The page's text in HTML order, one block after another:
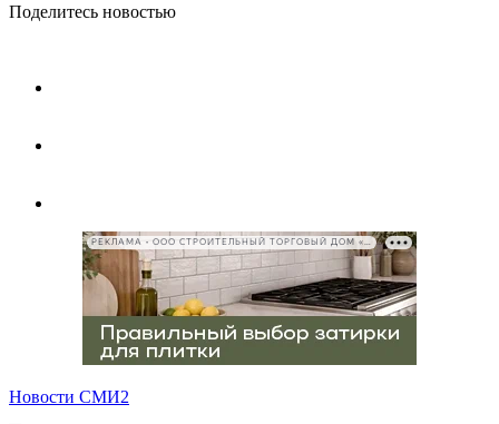
Поделитесь новостью
РЕКЛАМА • ООО СТРОИТЕЛЬНЫЙ ТОРГОВЫЙ ДОМ «ПЕТРОВИЧ», ИНН 7802348846
Новости СМИ2